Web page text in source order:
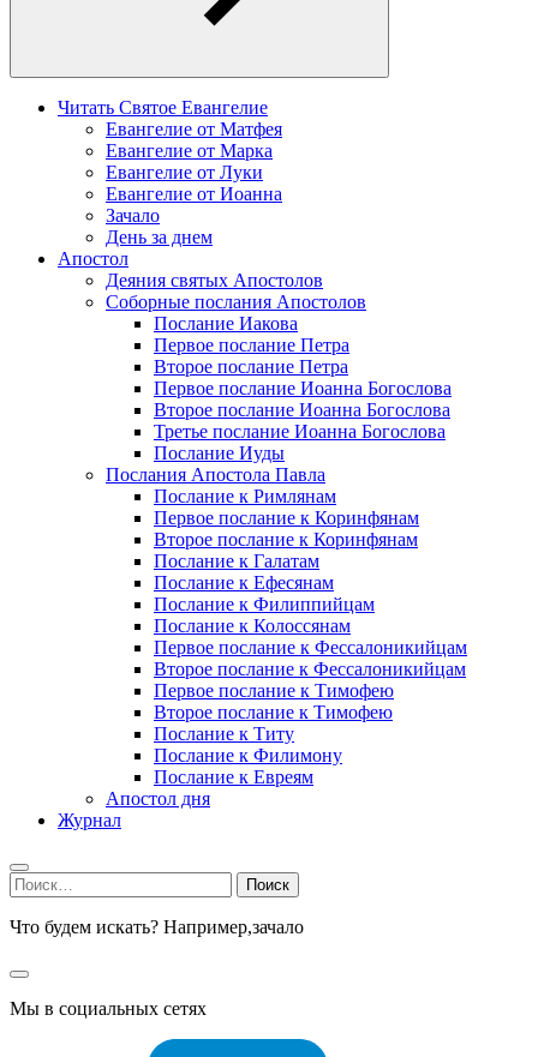
Читать Святое Евангелие
Евангелие от Матфея
Евангелие от Марка
Евангелие от Луки
Евангелие от Иоанна
Зачало
День за днем
Апостол
Деяния святых Апостолов
Соборные послания Апостолов
Послание Иакова
Первое послание Петра
Второе послание Петра
Первое послание Иоанна Богослова
Второе послание Иоанна Богослова
Третье послание Иоанна Богослова
Послание Иуды
Послания Апостола Павла
Послание к Римлянам
Первое послание к Коринфянам
Второе послание к Коринфянам
Послание к Галатам
Послание к Ефесянам
Послание к Филиппийцам
Послание к Колоссянам
Первое послание к Фессалоникийцам
Второе послание к Фессалоникийцам
Первое послание к Тимофею
Второе послание к Тимофею
Послание к Титу
Послание к Филимону
Послание к Евреям
Апостол дня
Журнал
Найти:
Что будем искать? Например,зачало
Мы в социальных сетях